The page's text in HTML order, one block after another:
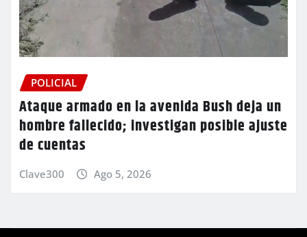
POLICIAL
Ataque armado en la avenida Bush deja un
hombre fallecido; investigan posible ajuste
de cuentas
Clave300 Ago 5, 2026